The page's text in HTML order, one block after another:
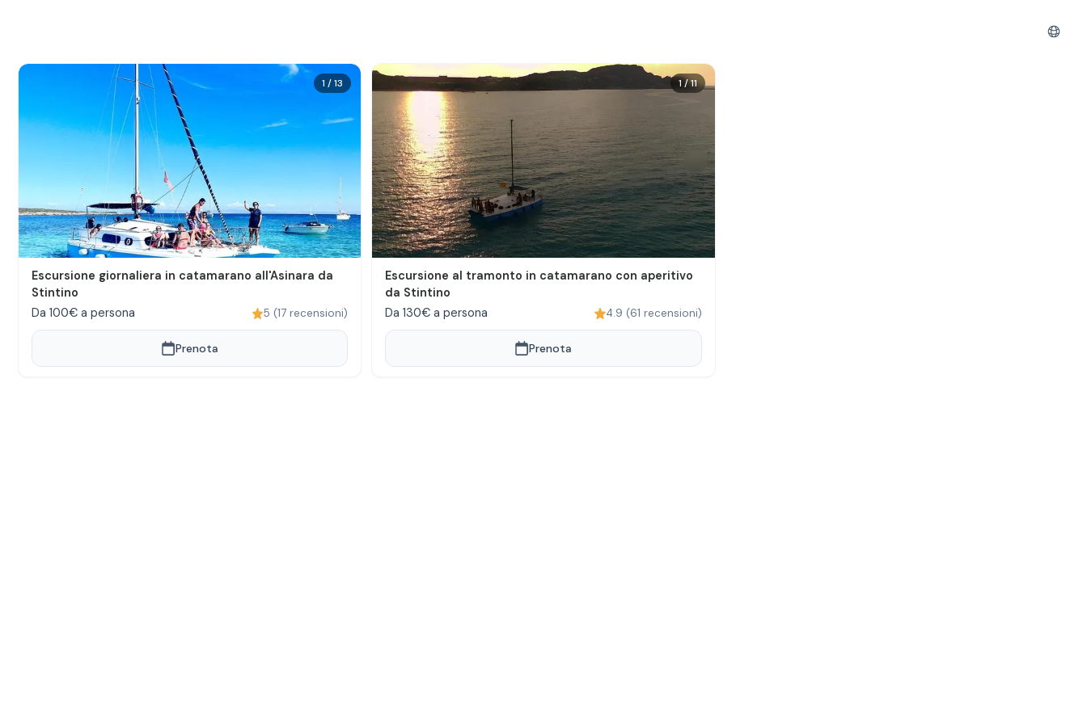
1 /13
Escursione giornaliera in catamarano all'Asinara da
Stintino
Da 100€ a persona
5 (17 recensioni)
Prenota
1/11
Escursione al tramonto in catamarano con aperitivo
da Stintino
Da 130€ a persona
4.9 (61 recensioni)
Prenota